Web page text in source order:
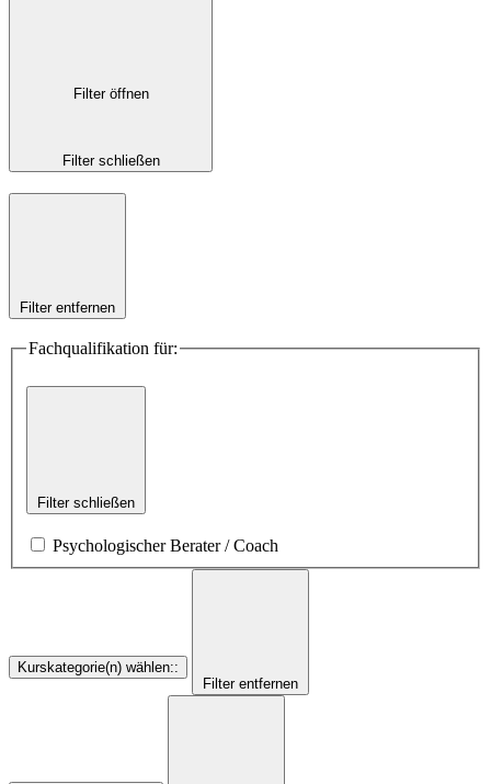
Filter öffnen
Filter schließen
Filter entfernen
Fachqualifikation für:
Filter schließen
Psychologischer Berater / Coach
Kurskategorie(n) wählen::
Filter entfernen